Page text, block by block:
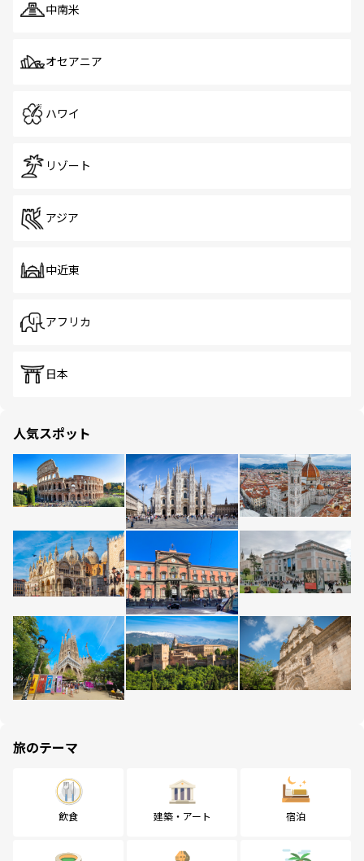
中南米
オセアニア
ハワイ
リゾート
アジア
中近東
アフリカ
日本
人気スポット
旅のテーマ
飲食 建築・アート 宿泊